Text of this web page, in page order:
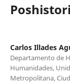
Carlos Illades
Departamento de
Humanidades,
Metropolitana,